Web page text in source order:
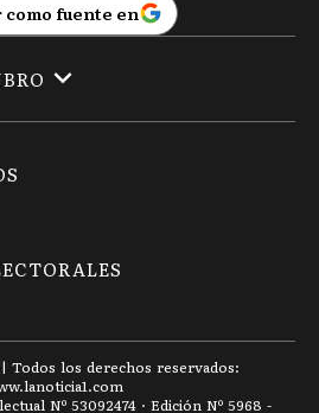
como fuente en
| Todos los derechos reservados:
lanoticia1.com
Nº 53092474 · Edición Nº 5968 -